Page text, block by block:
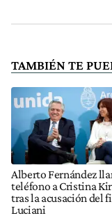
TAMBIÉN TE
Alberto Fernández
teléfono a Cristina
tras la acusación del
Luciani